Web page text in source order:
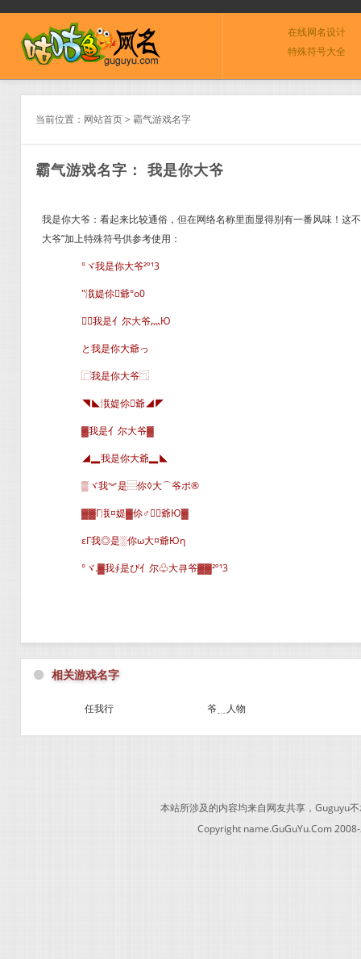
在线网名设计
特殊符号大全
当前位置： 网站首页> 霸气游戏名字
霸气游戏名字： 我是你大爷
我是你大爷：看起来比较通俗，但在网络名称里面显得别有一番风味！这
大爷”加上特殊符号供参考使用：
°ヾ我是你大爷²º¹3
″涐媞伱爺°o0
╭我是亻尔大爷灬Ю
と我是你大爺っ
⿸我是你大爷⿹
◥◣涐媞伱爺◢◤
▓我是亻尔大爷▓
◢▂我是你大爺▂◣
▒ヾ我︾是⿳你◊大⌒爷ポ®
▓▓Г涐¤媞▓伱♂★爺Ю▓
εГ我◎是░你ω大¤爺Юη
°ヾ.▓我∮是ぴ亻尔♧大큐爷▓▓²º¹3
⚫ 相关游戏名字
任我行 爷﹎人物
本站所涉及的内容均来自网友共享，Guguyu
Copyright name.GuGuYu.Com